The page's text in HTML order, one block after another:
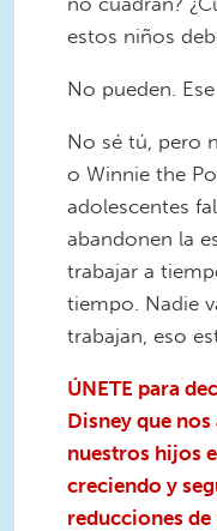
estos niños
No pueden.
No sé tú, pero
o Winnie the
adolescentes
abandonen la
trabajar a
tiempo. Nadie
trabajan, eso
ÚNETE para
Disney que
nuestros hijos
creciendo y
reducciones